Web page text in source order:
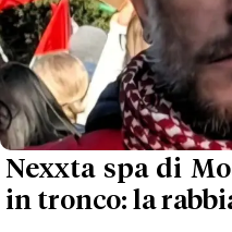
Nexxta spa di
in tronco: la